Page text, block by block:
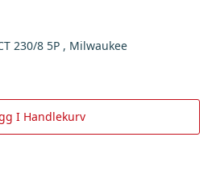
230/8 5P , Milwaukee
I Handlekurv